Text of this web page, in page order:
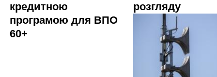
кредитною
програмою для ВПО
60+
розгляду